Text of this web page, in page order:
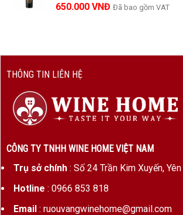
650.000 VNĐ Đã bao gồm VAT
THÔNG TIN LIÊN HỆ
CÔNG TY TNHH WINE HOME VIỆT NAM
Trụ sở chính: Số 24 Trần Kim Xuyến,
Hotline : 0966 853 818
Email: ruouvangwinehome@gmail.com